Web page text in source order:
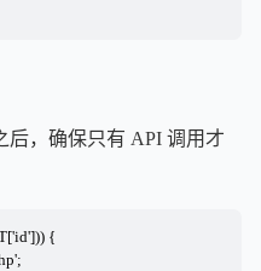
后，确保只有 API 调用才
{